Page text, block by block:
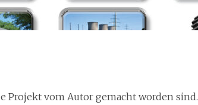
Projekt vom Autor gemacht worden sind.